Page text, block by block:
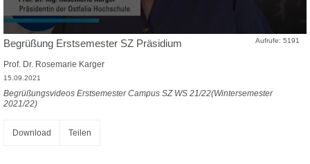
Aufrufe: 5191
Begrüßung Erstsemester SZ Präsidium
Prof. Dr. Rosemarie Karger
15.09.2021
Begrüßungsvideos Erstsemester Campus SZ WS 21/22(Wintersemester
2021/22)
Download Teilen